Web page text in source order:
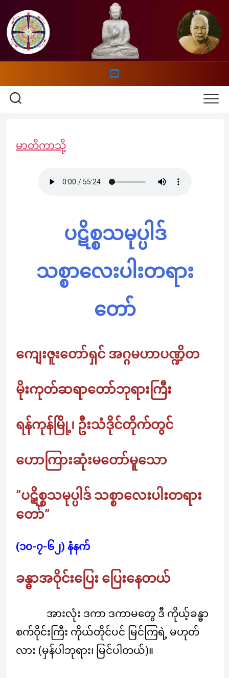
content
မာတိကာသို့
ပဋိစ္စသမုပ္ပါဒ်
သစ္စာလေးပါးတရား
တော်
ကျေးဇူးတော်ရှင် အဂ္ဂမဟာပဏ္ဍိတ
မိုးကုတ်ဆရာတော်ဘုရားကြီး
ရန်ကုန်မြို့၊ ဦးသံဒိုင်တိုက်တွင်
ဟောကြားဆုံးမတော်မူသော
”ပဋိစ္စသမုပ္ပါဒ် သစ္စာလေးပါးတရား
တော်”
(၁၀-၇-၆၂) နံနက်
ခန္ဓာအဝိုင်းပြေး ပြေးနေတယ်
အားလုံး ဒကာ ဒကာမတွေ ဒီ ကိုယ့်ခန္ဓာ
စက်ဝိုင်းကြီး ကိုယ်တိုင်ပင် မြင်ကြရဲ့ မဟုတ်
လား (မှန်ပါဘုရား၊ မြင်ပါတယ်)။